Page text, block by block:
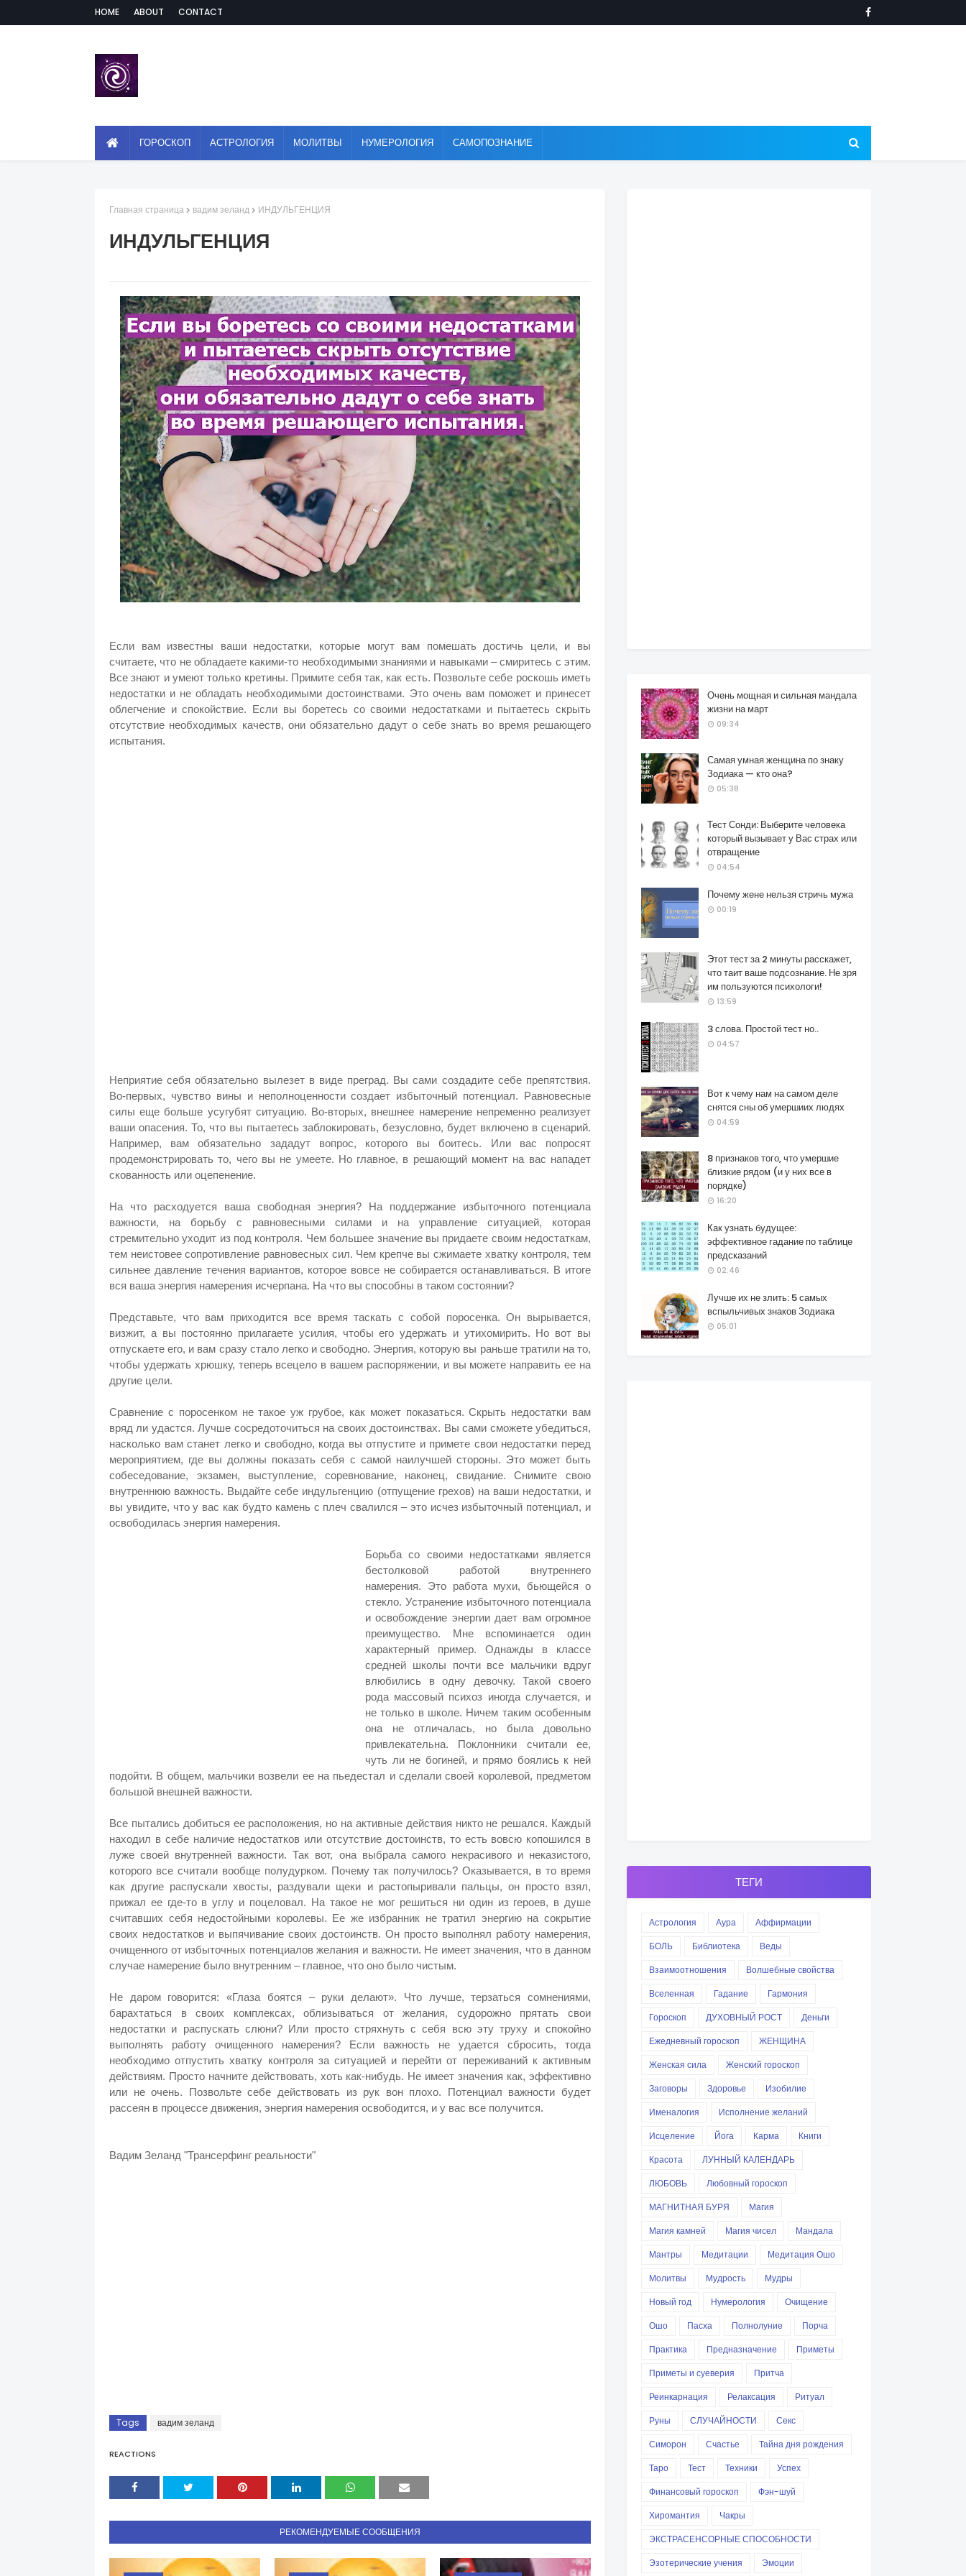
HOME ABOUT CONTACT
ГОРОСКОП АСТРОЛОГИЯ МОЛИТВЫ НУМЕРОЛОГИЯ САМОПОЗНАНИЕ
Главная страница вадим зеланд ИНДУЛЬГЕНЦИЯ
ИНДУЛЬГЕНЦИЯ
Если вам известны ваши недостатки, которые могут вам помешать достичь цели, и вы
считаете, что не обладаете какими-то необходимыми знаниями и навыками – смиритесь с этим.
Все знают и умеют только кретины. Примите себя так, как есть. Позвольте себе роскошь иметь
недостатки и не обладать необходимыми достоинствами. Это очень вам поможет и принесет
облегчение и спокойствие. Если вы боретесь со своими недостатками и пытаетесь скрыть
отсутствие необходимых качеств, они обязательно дадут о себе знать во время решающего
испытания.
Неприятие себя обязательно вылезет в виде преград. Вы сами создадите себе препятствия.
Во-первых, чувство вины и неполноценности создает избыточный потенциал. Равновесные
силы еще больше усугубят ситуацию. Во-вторых, внешнее намерение непременно реализует
ваши опасения. То, что вы пытаетесь заблокировать, безусловно, будет включено в сценарий.
Например, вам обязательно зададут вопрос, которого вы боитесь. Или вас попросят
продемонстрировать то, чего вы не умеете. Но главное, в решающий момент на вас нападет
скованность или оцепенение.
На что расходуется ваша свободная энергия? На поддержание избыточного потенциала
важности, на борьбу с равновесными силами и на управление ситуацией, которая
стремительно уходит из под контроля. Чем большее значение вы придаете своим недостаткам,
тем неистовее сопротивление равновесных сил. Чем крепче вы сжимаете хватку контроля, тем
сильнее давление течения вариантов, которое вовсе не собирается останавливаться. В итоге
вся ваша энергия намерения исчерпана. На что вы способны в таком состоянии?
Представьте, что вам приходится все время таскать с собой поросенка. Он вырывается,
визжит, а вы постоянно прилагаете усилия, чтобы его удержать и утихомирить. Но вот вы
отпускаете его, и вам сразу стало легко и свободно. Энергия, которую вы раньше тратили на то,
чтобы удержать хрюшку, теперь всецело в вашем распоряжении, и вы можете направить ее на
другие цели.
Сравнение с поросенком не такое уж грубое, как может показаться. Скрыть недостатки вам
вряд ли удастся. Лучше сосредоточиться на своих достоинствах. Вы сами сможете убедиться,
насколько вам станет легко и свободно, когда вы отпустите и примете свои недостатки перед
мероприятием, где вы должны показать себя с самой наилучшей стороны. Это может быть
собеседование, экзамен, выступление, соревнование, наконец, свидание. Снимите свою
внутреннюю важность. Выдайте себе индульгенцию (отпущение грехов) на ваши недостатки, и
вы увидите, что у вас как будто камень с плеч свалился – это исчез избыточный потенциал, и
освободилась энергия намерения.
Борьба со своими недостатками является
бестолковой работой внутреннего
намерения. Это работа мухи, бьющейся о
стекло. Устранение избыточного потенциала
и освобождение энергии дает вам огромное
преимущество. Мне вспоминается один
характерный пример. Однажды в классе
средней школы почти все мальчики вдруг
влюбились в одну девочку. Такой своего
рода массовый психоз иногда случается, и
не только в школе. Ничем таким особенным
она не отличалась, но была довольно
привлекательна. Поклонники считали ее,
чуть ли не богиней, и прямо боялись к ней
подойти. В общем, мальчики возвели ее на пьедестал и сделали своей королевой, предметом
большой внешней важности.
Все пытались добиться ее расположения, но на активные действия никто не решался. Каждый
находил в себе наличие недостатков или отсутствие достоинств, то есть вовсю копошился в
луже своей внутренней важности. Так вот, она выбрала самого некрасивого и неказистого,
которого все считали вообще полудурком. Почему так получилось? Оказывается, в то время
как другие распускали хвосты, раздували щеки и растопыривали пальцы, он просто взял,
прижал ее где-то в углу и поцеловал. На такое не мог решиться ни один из героев, в душе
считавших себя недостойными королевы. Ее же избранник не тратил энергию на сокрытие
своих недостатков и выпячивание своих достоинств. Он просто выполнял работу намерения,
очищенного от избыточных потенциалов желания и важности. Не имеет значения, что в данном
случае намерение было внутренним – главное, что оно было чистым.
Не даром говорится: «Глаза боятся – руки делают». Что лучше, терзаться сомнениями,
барахтаться в своих комплексах, облизываться от желания, судорожно прятать свои
недостатки и распускать слюни? Или просто стряхнуть с себя всю эту труху и спокойно
выполнять работу очищенного намерения? Если важность не удается сбросить, тогда
необходимо отпустить хватку контроля за ситуацией и перейти от переживаний к активным
действиям. Просто начните действовать, хоть как-нибудь. Не имеет значения как, эффективно
или не очень. Позвольте себе действовать из рук вон плохо. Потенциал важности будет
рассеян в процессе движения, энергия намерения освободится, и у вас все получится.
Вадим Зеланд "Трансерфинг реальности"
Tags вадим зеланд
REACTIONS
РЕКОМЕНДУЕМЫЕ СООБЩЕНИЯ
Очень мощная и сильная мандала
жизни на март
09:34
Самая умная женщина по знаку
Зодиака — кто она?
05:38
Тест Сонди: Выберите человека
который вызывает у Вас страх или
отвращение
04:54
Почему жене нельзя стричь мужа
00:19
Этот тест за 2 минуты расскажет,
что таит ваше подсознание. Не зря
им пользуются психологи!
13:59
3 слова. Простой тест но..
04:57
Вот к чему нам на самом деле
снятся сны об умершиих людях
04:59
8 признаков того, что умершие
близкие рядом (и у них все в
порядке)
16:20
Как узнать будущее:
эффективное гадание по таблице
предсказаний
02:46
Лучше их не злить: 5 самых
вспыльчивых знаков Зодиака
05:01
ТЕГИ
Астрология Аура
Аффирмации
БОЛЬ
Библиотека
Веды
Взаимоотношения
Волшебные свойства
Вселенная
Гадание
Гармония
Гороскоп
ДУХОВНЫЙ РОСТ
Деньги
Ежедневный гороскоп
ЖЕНЩИНА
Женская сила
Женский гороскоп
Заговоры
Здоровье
Изобилие
Именалогия
Исполнение желаний
Исцеление
Йога Карма
Книги
Красота
ЛУННЫЙ КАЛЕНДАРЬ
ЛЮБОВЬ
Любовный гороскоп
МАГНИТНАЯ БУРЯ
Магия
Магия камней
Магия чисел
Мандала
Мантры
Медитации
Медитация Ошо
Молитвы
Мудрость
Мудры
Новый год
Нумерология
Очищение
Ошо
Пасха Полнолуние
Порча
Практика
Предназначение
Приметы
Приметы и суеверия
Притча
Реинкарнация
Релаксация
Ритуал
Руны
СЛУЧАЙНОСТИ
Секс
Симорон
Счастье
Тайна дня рождения
Таро
Тест Техники
Успех
Финансовый гороскоп
Фэн-шуй
Хиромантия
Чакры
ЭКСТРАСЕНСОРНЫЕ СПОСОБНОСТИ
Эзотерические учения
Эмоции